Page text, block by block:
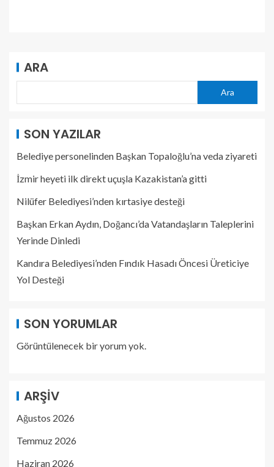
ARA
Ara
SON YAZILAR
Belediye personelinden Başkan Topaloğlu’na veda ziyareti
İzmir heyeti ilk direkt uçuşla Kazakistan’a gitti
Nilüfer Belediyesi’nden kırtasiye desteği
Başkan Erkan Aydın, Doğancı’da Vatandaşların Taleplerini
Yerinde Dinledi
Kandıra Belediyesi’nden Fındık Hasadı Öncesi Üreticiye
Yol Desteği
SON YORUMLAR
Görüntülenecek bir yorum yok.
ARŞIV
Ağustos 2026
Temmuz 2026
Haziran 2026